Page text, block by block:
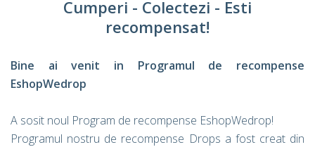
Cumperi - Colectezi - Esti
recompensat!
Bine ai venit in Programul de recompense
EshopWedrop
A sosit noul Program de recompense EshopWedrop!
Programul nostru de recompense Drops a fost creat din